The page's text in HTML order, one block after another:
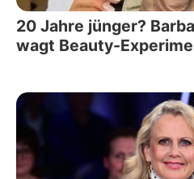
20 Jahre jünger?
wagt Beauty-